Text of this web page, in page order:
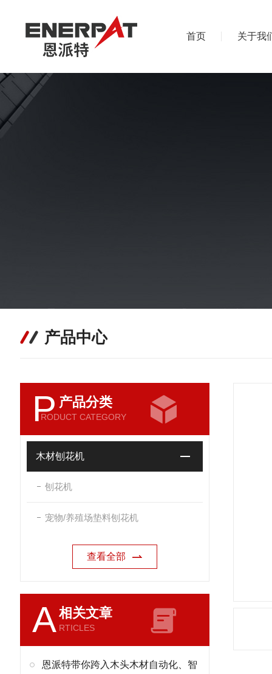
首页 关于我
产品中心
P 产品分类
RODUCT CATEGORY
木材刨花机
刨花机
宠物/养殖场垫料刨花机
查看全部
A相关文章
RTICLES
恩派特带你跨入木头木材自动化、智